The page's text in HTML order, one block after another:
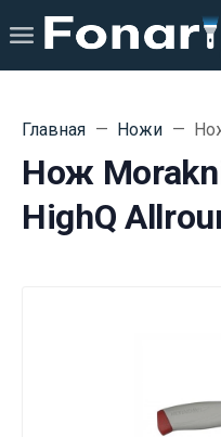
Главная Ножи
Нож
HighQ